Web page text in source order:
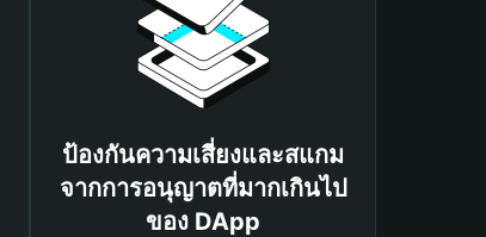
ป้องกันความเสี่ยงและสแกม
จากการอนุญาตที่มากเกินไป
ของ DApp